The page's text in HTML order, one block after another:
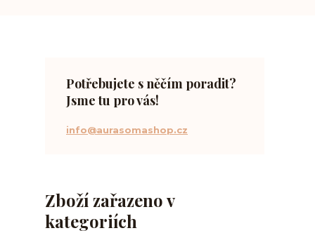
Zboží zařazeno v
kategoriích
Potřebujete s něčím poradit?
Jsme tu pro vás!
info@aurasomashop.cz